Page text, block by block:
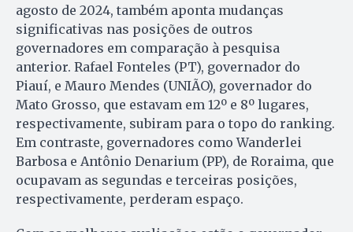
agosto de 2024, também aponta mudanças
significativas nas posições de outros
governadores em comparação à pesquisa
anterior. Rafael Fonteles (PT), governador do
Piauí, e Mauro Mendes (UNIÃO), governador do
Mato Grosso, que estavam em 12º e 8º lugares,
respectivamente, subiram para o topo do ranking.
Em contraste, governadores como Wanderlei
Barbosa e Antônio Denarium (PP), de Roraima, que
ocupavam as segundas e terceiras posições,
respectivamente, perderam espaço.